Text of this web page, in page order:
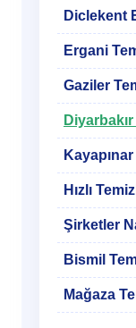
Diclekent
Ergani
Gaziler
Hızlı
Şirketler
Bismil
Mağaza